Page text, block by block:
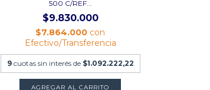
500 C/REF...
$9.830.000
$7.864.000 con
Efectivo/Transferencia
9 cuotas sin interés de $1.092.222,22